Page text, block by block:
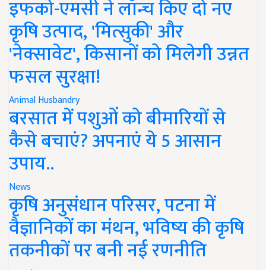
इफको-एमसी ने लॉन्च किए दो नए
कृषि उत्पाद, 'मित्सुकी' और
'नेक्सावेट', किसानों को मिलेगी उन्नत
फसल सुरक्षा!
Animal Husbandry
बरसात में पशुओं को बीमारियों से
कैसे बचाएं? अपनाएं ये 5 आसान
उपाय..
News
कृषि अनुसंधान परिसर, पटना में
वैज्ञानिकों का मंथन, भविष्य की कृषि
तकनीकों पर बनी नई रणनीति